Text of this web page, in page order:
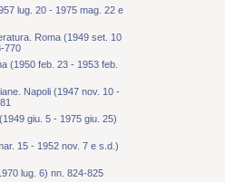
lug. 20 - 1975 mag. 22 e
Roma (1949 set. 10
770
(1950 feb. 23 - 1953 feb.
Napoli (1947 nov. 10 -
giu. 5 - 1975 giu. 25)
15 - 1952 nov. 7 e s.d.)
lug. 6) nn. 824-825